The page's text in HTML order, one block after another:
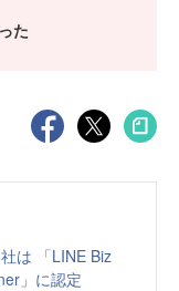
た
は 「LINE Biz
」に認定